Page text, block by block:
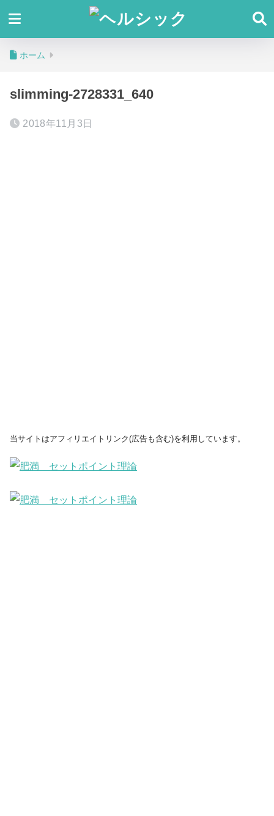
ホーム
slimming-2728331_640
2018年11月3日
当サイトはアフィリエイトリンク(広告も含む)を利用しています。